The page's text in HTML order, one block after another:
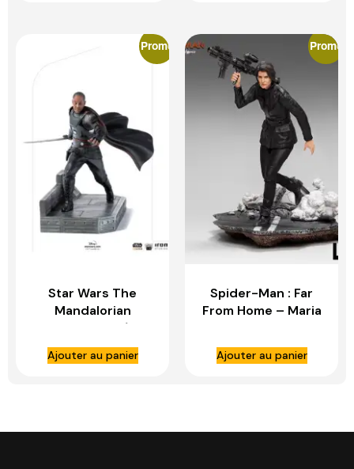
Promo
Star Wars The
Mandalorian
statuette – 1/10
BDS Art Scale Moff
Gideon – IRON
Ajouter au panier
Promo
Spider-Man : Far
From Home – Maria
Ajouter au panier